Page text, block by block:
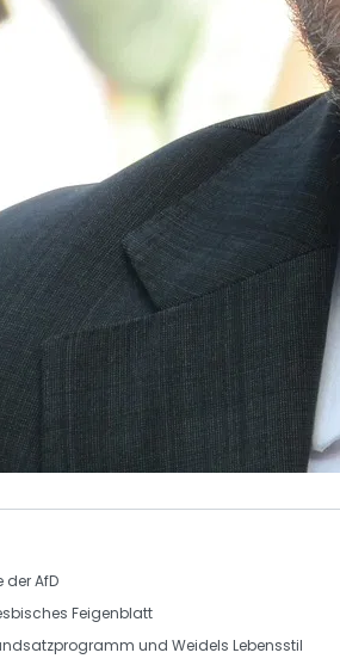
derAfD
Feigenblatt
und Weidels Lebensstil